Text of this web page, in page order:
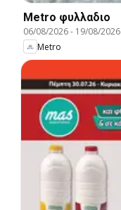
Metro φυλλαδιο
06/08/2026- 19/08/2026
Metro